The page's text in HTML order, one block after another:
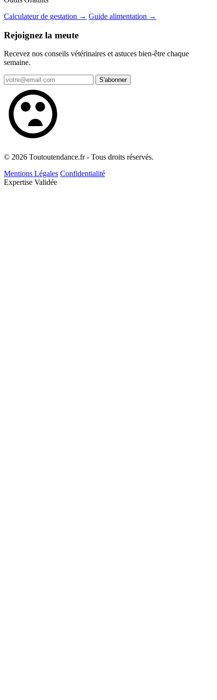
Calculateur de gestation → Guide alimentation →
Rejoignez la meute
Recevez nos conseils vétérinaires et astuces bien-être chaque
semaine.
S'abonner
© 2026 Toutoutendance.fr - Tous droits réservés.
Mentions Légales Confidentialité
Expertise Validée